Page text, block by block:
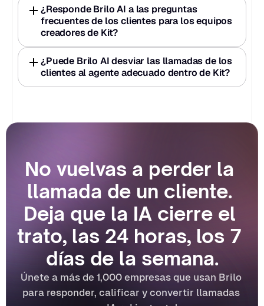
¿Responde Brilo AI a las preguntas
frecuentes de los clientes para los equipos
creadores de Kit?
¿Puede Brilo AI desviar las llamadas de los
clientes al agente adecuado dentro de Kit?
No vuelvas a perder la
llamada de un cliente.
Deja que la IA cierre el
trato, las 24 horas, los 7
días de la semana.
Únete a más de 1,000 empresas que usan Brilo
para responder, calificar y convertir llamadas